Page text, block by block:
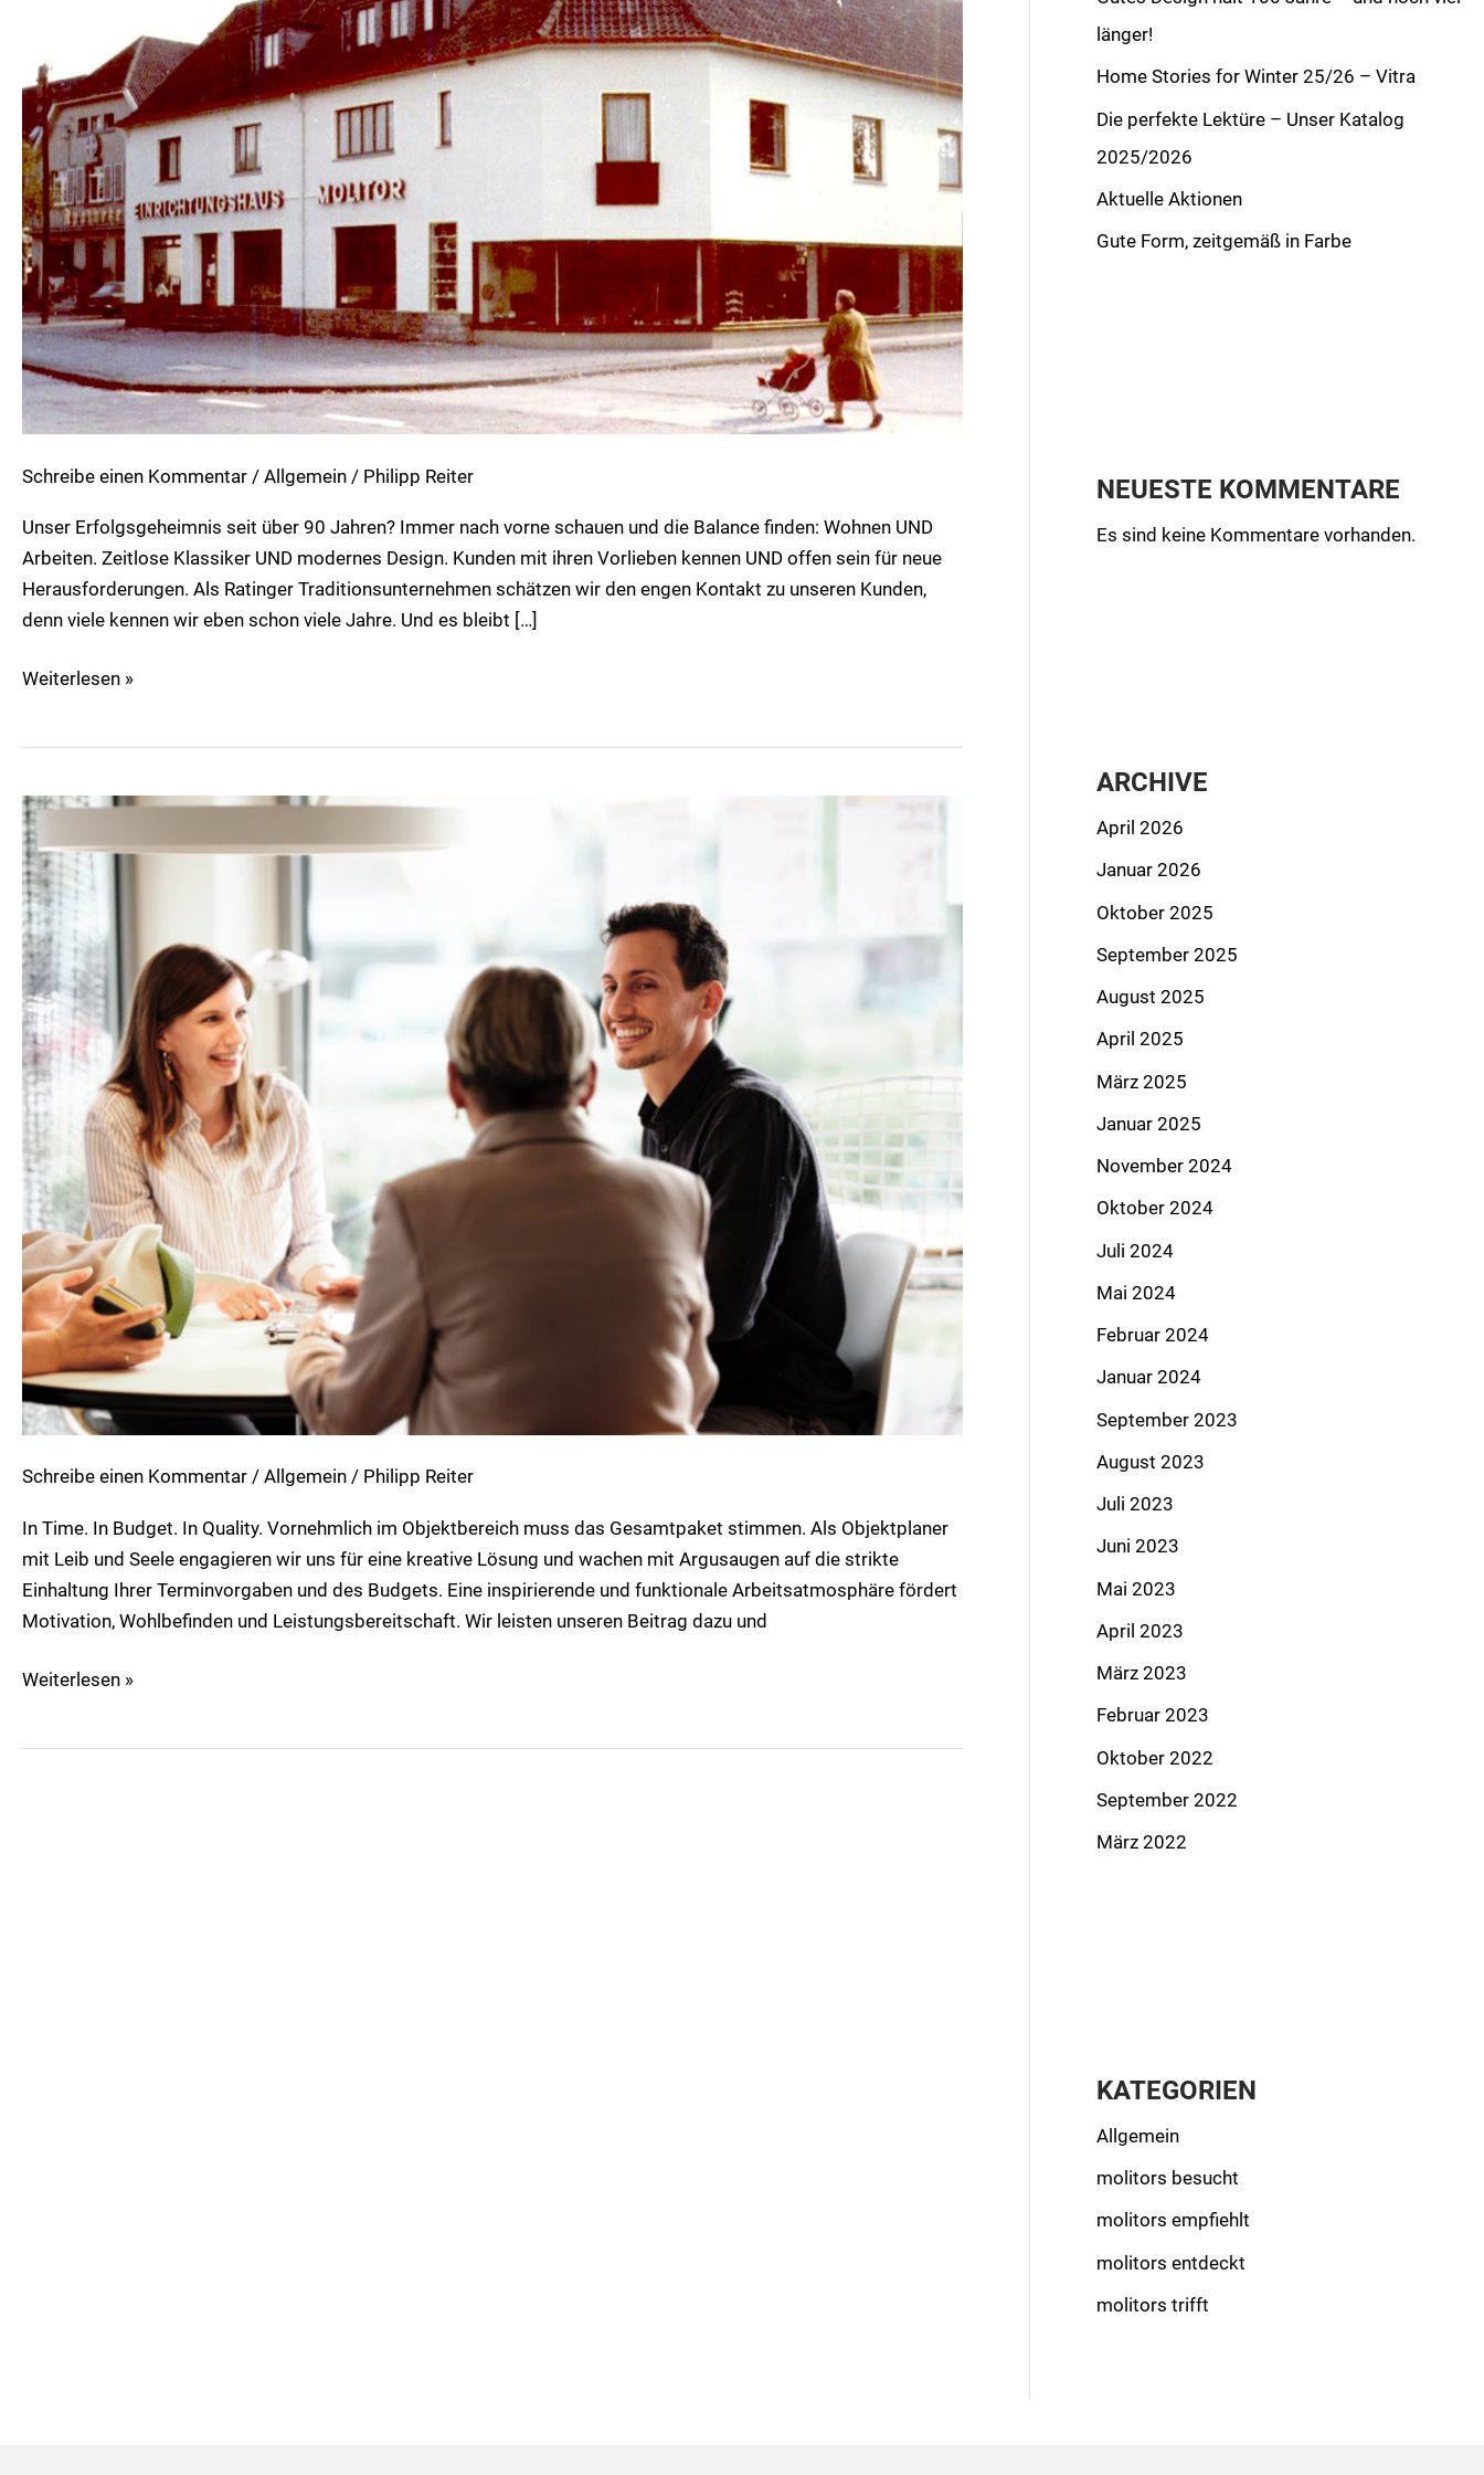
Schreibe einen Kommentar / Allgemein / Philipp Reiter
Unser Erfolgsgeheimnis seit über 90 Jahren? Immer nach vorne schauen und die Balance finden: Wohnen UND
Arbeiten. Zeitlose Klassiker UND modernes Design. Kunden mit ihren Vorlieben kennen UND offen sein für neue
Herausforderungen. Als Ratinger Traditionsunternehmen schätzen wir den engen Kontakt zu unseren Kunden,
denn viele kennen wir eben schon viele Jahre. Und es bleibt […]
über
90
Jahren
Weiterlesen »
Schreibe einen Kommentar / Allgemein / Philipp Reiter
In Time. In Budget. In Quality. Vornehmlich im Objektbereich muss das Gesamtpaket stimmen. Als Objektplaner
mit Leib und Seele engagieren wir uns für eine kreative Lösung und wachen mit Argusaugen auf die strikte
Einhaltung Ihrer Terminvorgaben und des Budgets. Eine inspirierende und funktionale Arbeitsatmosphäre fördert
Motivation, Wohlbefinden und Leistungsbereitschaft. Wir leisten unseren Beitrag dazu und
Büroplanung
bei
molitors
Weiterlesen »
länger!
Home Stories for Winter 25/26 – Vitra
Die perfekte Lektüre – Unser Katalog
2025/2026
Aktuelle Aktionen
Gute Form, zeitgemäß in Farbe
NEUESTE KOMMENTARE
Es sind keine Kommentare vorhanden.
ARCHIVE
April 2026
Januar 2026
Oktober 2025
September 2025
August 2025
April 2025
März 2025
Januar 2025
November 2024
Oktober 2024
Juli 2024
Mai 2024
Februar 2024
Januar 2024
September 2023
August 2023
Juli 2023
Juni 2023
Mai 2023
April 2023
März 2023
Februar 2023
Oktober 2022
September 2022
März 2022
KATEGORIEN
Allgemein
molitors besucht
molitors empfiehlt
molitors entdeckt
molitors trifft